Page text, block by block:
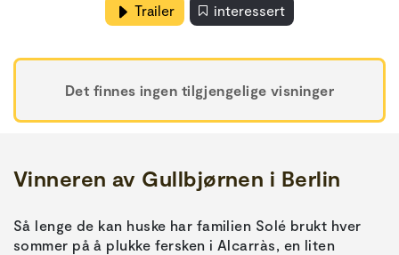
Trailer interessert
Det finnes ingen tilgjengelige visninger
Vinneren av Gullbjørnen i Berlin
Så lenge de kan huske har familien Solé brukt hver
sommer på å plukke fersken i Alcarràs, en liten